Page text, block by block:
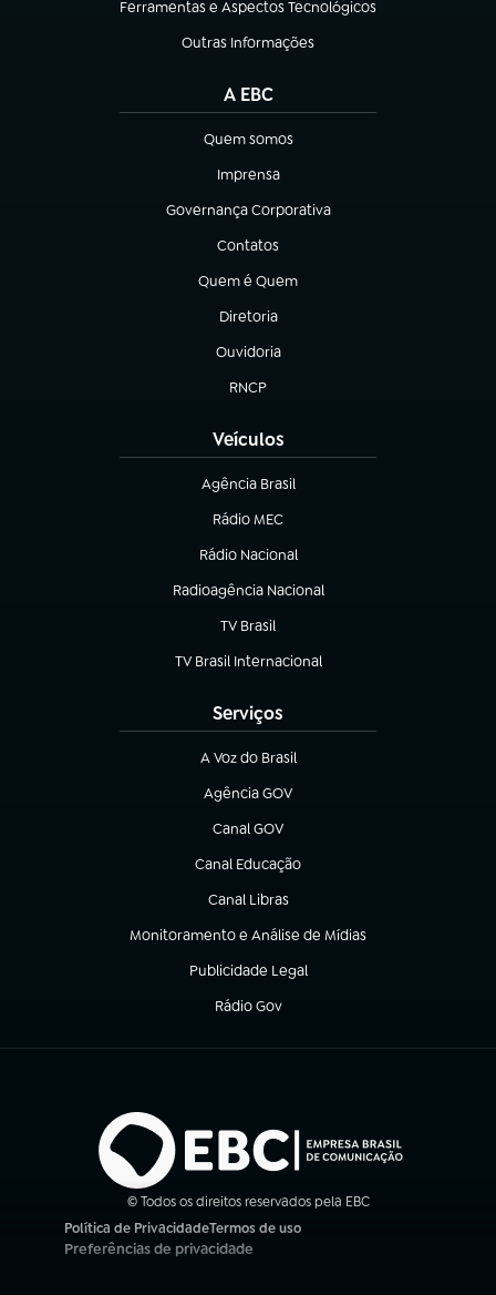
Ferramentas e Aspectos Tecnológicos
(abre em nova aba)
Outras Informações
(abre em nova aba)
A EBC
Quem somos
(abre em nova aba)
Imprensa
(abre em nova aba)
Governança Corporativa
(abre em nova aba)
Contatos
(abre em nova aba)
Quem é Quem
(abre em nova aba)
Diretoria
(abre em nova aba)
Ouvidoria
(abre em nova aba)
RNCP
(abre em nova aba)
Veículos
Agência Brasil
(abre em nova aba)
Rádio MEC
Rádio Nacional
(abre em nova aba)
Radioagência Nacional
(abre em nova aba)
TV Brasil
(abre em nova aba)
TV Brasil Internacional
(abre em nova aba)
Serviços
A Voz do Brasil
(abre em nova aba)
Agência GOV
(abre em nova aba)
Canal GOV
(abre em nova aba)
Canal Educação
(abre em nova aba)
Canal Libras
(abre em nova aba)
Monitoramento e Análise de Mídias
(abre em nova aba)
Publicidade Legal
(abre em nova aba)
Rádio Gov
(abre em nova aba)
© Todos os direitos reservados pela EBC
Política de Privacidade
(abre em nova aba)
Termos de uso
(abre em nova aba)
Preferências de privacidade